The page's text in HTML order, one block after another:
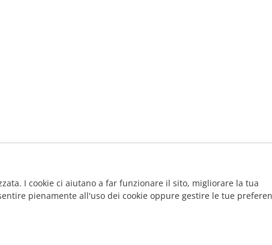
I cookie ci aiutano a far funzionare il sito, migliorare la tua
pienamente all'uso dei cookie oppure gestire le tue